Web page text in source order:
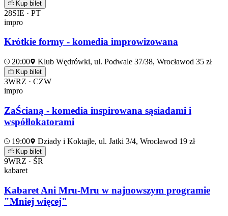
Kup bilet
28SIE · PT
impro
Krótkie formy - komedia improwizowana
20:00 Klub Wędrówki, ul. Podwale 37/38, Wrocławod 35 zł
Kup bilet
3WRZ · CZW
impro
ZaŚcianą - komedia inspirowana sąsiadami i
współlokatorami
19:00 Dziady i Koktajle, ul. Jatki 3/4, Wrocławod 19 zł
Kup bilet
9WRZ · ŚR
kabaret
Kabaret Ani Mru-Mru w najnowszym programie
"Mniej więcej"